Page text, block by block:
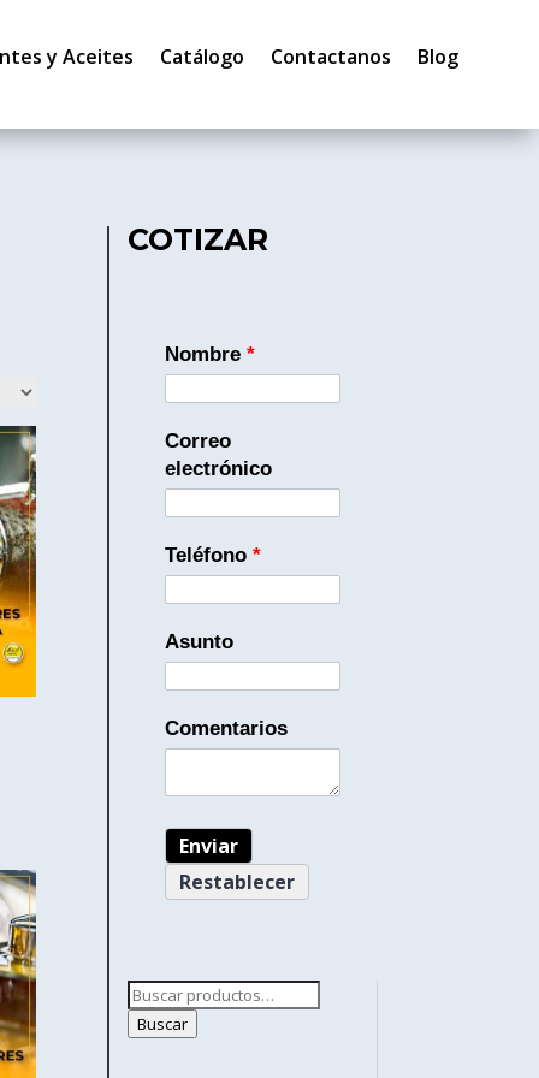
y Aceites Catálogo Contactanos Blog
COTIZAR
Nombre*
Correo
electrónico
Teléfono*
Asunto
Comentarios
Buscar
por:
Buscar